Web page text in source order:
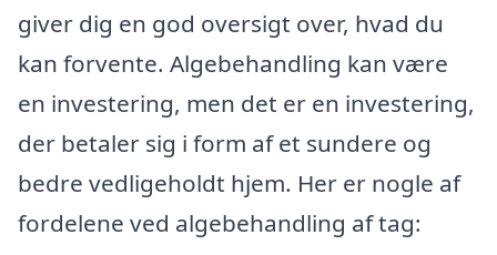
giver dig en god oversigt over, hvad du
kan forvente. Algebehandling kan være
en investering, men det er en investering,
der betaler sig i form af et sundere og
bedre vedligeholdt hjem. Her er nogle af
fordelene ved algebehandling af tag: